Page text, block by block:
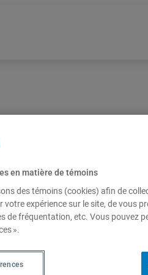
en matière de témoins
des témoins (cookies) afin de
votre expérience sur le site, de vous
de fréquentation, etc. Vous pouvez
».